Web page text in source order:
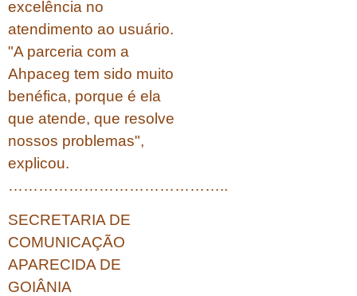
excelência no
atendimento ao usuário.
"A parceria com a
Ahpaceg tem sido muito
benéfica, porque é ela
que atende, que resolve
nossos problemas",
explicou.
……………………………………..
SECRETARIA DE
COMUNICAÇÃO
APARECIDA DE
GOIÂNIA